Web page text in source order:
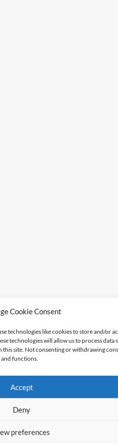
Cookie Consent
technologies like cookies to store and/or
technologies will allow us to process data
site. Not consenting or withdrawing
functions.
Accept
Deny
preferences